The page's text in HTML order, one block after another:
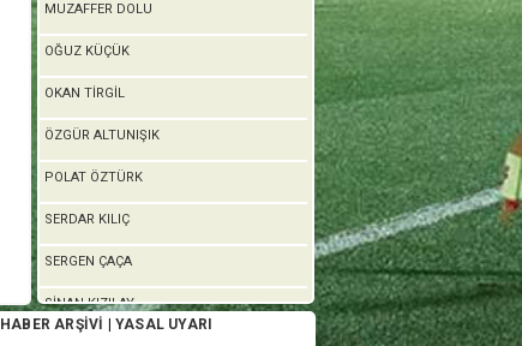
MUZAFFER DOLU
OĞUZ KÜÇÜK
OKAN TİRGİL
ÖZGÜR ALTUNIŞIK
POLAT ÖZTÜRK
SERDAR KILIÇ
SERGEN ÇAÇA
SİNAN KIZILAY
HABER ARŞİVİ YASAL UYARI